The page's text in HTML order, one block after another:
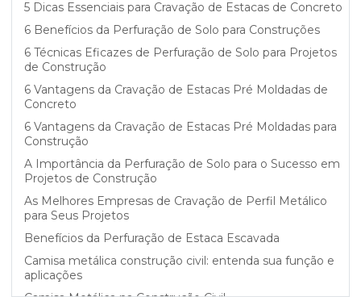
5 Dicas Essenciais para Cravação de Estacas de Concreto
6 Benefícios da Perfuração de Solo para Construções
6 Técnicas Eficazes de Perfuração de Solo para Projetos
de Construção
6 Vantagens da Cravação de Estacas Pré Moldadas de
Concreto
6 Vantagens da Cravação de Estacas Pré Moldadas para
Construção
A Importância da Perfuração de Solo para o Sucesso em
Projetos de Construção
As Melhores Empresas de Cravação de Perfil Metálico
para Seus Projetos
Benefícios da Perfuração de Estaca Escavada
Camisa metálica construção civil: entenda sua função e
aplicações